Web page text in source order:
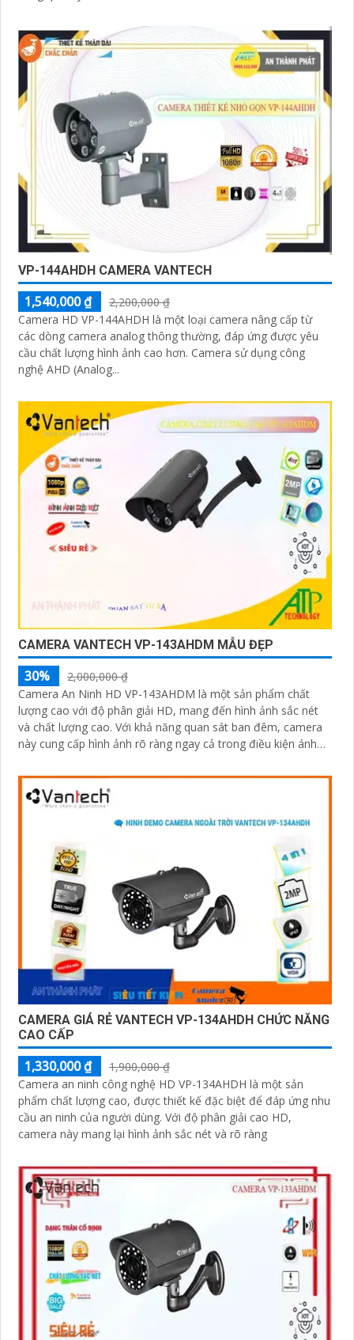
VP-144AHDH CAMERA VANTECH
1,540,000 ₫
2,200,000 ₫
Camera HD VP-144AHDH là một loại camera nâng cấp từ
các dòng camera analog thông thường, đáp ứng được yêu
cầu chất lượng hình ảnh cao hơn. Camera sử dụng công
nghệ AHD (Analog...
CAMERA VANTECH VP-143AHDM MẪU ĐẸP
30%
2,000,000 ₫
Camera An Ninh HD VP-143AHDM là một sản phẩm chất
lượng cao với độ phân giải HD, mang đến hình ảnh sắc nét
và chất lượng cao. Với khả năng quan sát ban đêm, camera
này cung cấp hình ảnh rõ ràng ngay cả trong điều kiện ánh
CAMERA GIÁ RẺ VANTECH VP-134AHDH CHỨC NĂNG
CAO CẤP
1,330,000 ₫
1,900,000 ₫
Camera an ninh công nghệ HD VP-134AHDH là một sản
phẩm chất lượng cao, được thiết kế đặc biệt để đáp ứng nhu
cầu an ninh của người dùng. Với độ phân giải cao HD,
camera này mang lại hình ảnh sắc nét và rõ ràng